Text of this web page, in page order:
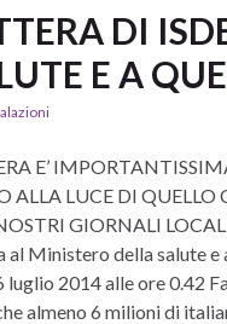
DI
E A
E’
ALLA LUCE DI QUELLO
GIORNALI
al Ministero della salute
luglio 2014 alle ore 0.42
almeno 6 milioni di